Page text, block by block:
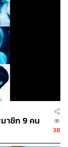
าชิก 9 คน
38